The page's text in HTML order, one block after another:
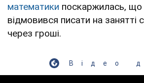
математики поскаржилась, що
відмовився писати на занятті
через гроші.
Відео